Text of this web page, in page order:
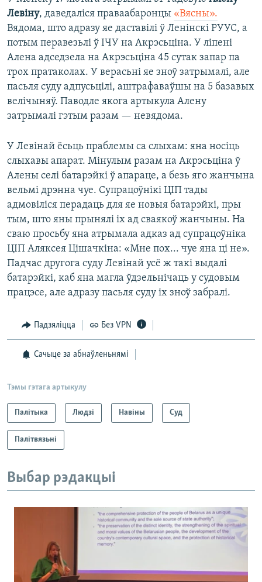
Левіну, даведаліся праваабаронцы «Вясны».
Вядома, што адразу яе даставілі ў Ленінскі РУУС, а
потым перавезьлі ў ІЧУ на Акрэсьціна. У ліпені
Алена адседзела на Акрэсьціна 45 сутак запар па
трох пратаколах. У верасьні яе зноў затрымалі, але
пасьля суду адпусьцілі, аштрафаваўшы на 5 базавых
велічыняў. Паводле якога артыкула Алену
затрымалі гэтым разам — невядома.
У Левінай ёсьць праблемы са слыхам: яна носіць
слыхавы апарат. Мінулым разам на Акрэсьціна ў
Алены селі батарэйкі ў апараце, а безь яго жанчына
вельмі дрэнна чуе. Супрацоўнікі ЦІП тады
адмовіліся перадаць для яе новыя батарэйкі, пры
тым, што яны прынялі іх ад сваякоў жанчыны. На
сваю просьбу яна атрымала адказ ад супрацоўніка
ЦІП Аляксея Цішачкіна: «Мне пох... чуе яна ці не».
Падчас другога суду Левінай усё ж такі выдалі
батарэйкі, каб яна магла ўдзельнічаць у судовым
працэсе, але адразу пасьля суду іх зноў забралі.
Падзяліцца Без VPN
Сачыце за абнаўленьнямі
Тэмы гэтага артыкулу
Палітыка Людзі Навіны Суд
Палітвязьні
Выбар рэдакцыі